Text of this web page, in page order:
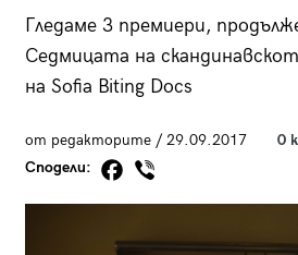
Гледаме 3 премиери,
Седмицата на
на Sofia Biting Docs
от редакторите / 29.09.2017
0
Сподели: